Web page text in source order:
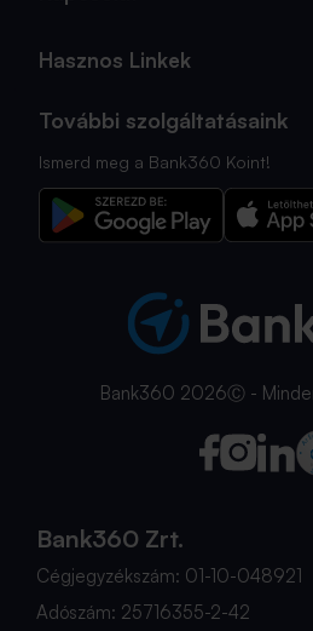
Hasznos Linkek
További szolgáltatásaink
Ismerd meg a Bank360 Koint!
Bank360 2026Ⓒ -
Bank360 Zrt.
Cégjegyzékszám: 01-10-048921
Adószám: 25716355-2-42